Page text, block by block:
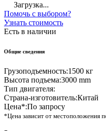
Загрузка...
Помочь с выбором?
Узнать стоимость
Есть в наличии
Общие сведения
Грузоподъемность:1500 кг
Высота подъема:3000 mm
Тип двигателя:
Страна-изготовитель:Китай
Цена*:По запросу
*Цена зависит от местоположения